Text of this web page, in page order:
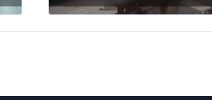
погибшие и
ранены